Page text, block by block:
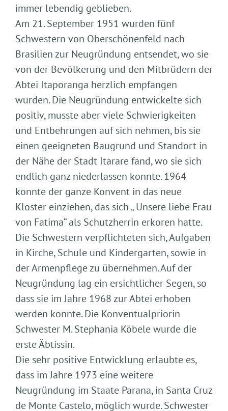
immer lebendig geblieben.
Am 21. September 1951 wurden fünf
Schwestern von Oberschönenfeld nach
Brasilien zur Neugründung entsendet, wo sie
von der Bevölkerung und den Mitbrüdern der
Abtei Itaporanga herzlich empfangen
wurden. Die Neugründung entwickelte sich
positiv, musste aber viele Schwierigkeiten
und Entbehrungen auf sich nehmen, bis sie
einen geeigneten Baugrund und Standort in
der Nähe der Stadt Itarare fand, wo sie sich
endlich ganz niederlassen konnte. 1964
konnte der ganze Konvent in das neue
Kloster einziehen, das sich „ Unsere liebe Frau
von Fatima“ als Schutzherrin erkoren hatte.
Die Schwestern verpflichteten sich, Aufgaben
in Kirche, Schule und Kindergarten, sowie in
der Armenpflege zu übernehmen. Auf der
Neugründung lag ein ersichtlicher Segen, so
dass sie im Jahre 1968 zur Abtei erhoben
werden konnte. Die Konventualpriorin
Schwester M. Stephania Köbele wurde die
erste Äbtissin.
Die sehr positive Entwicklung erlaubte es,
dass im Jahre 1973 eine weitere
Neugründung im Staate Parana, in Santa Cruz
de Monte Castelo, möglich wurde. Schwester